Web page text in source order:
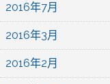
2016年7月
2016年3月
2016年2月